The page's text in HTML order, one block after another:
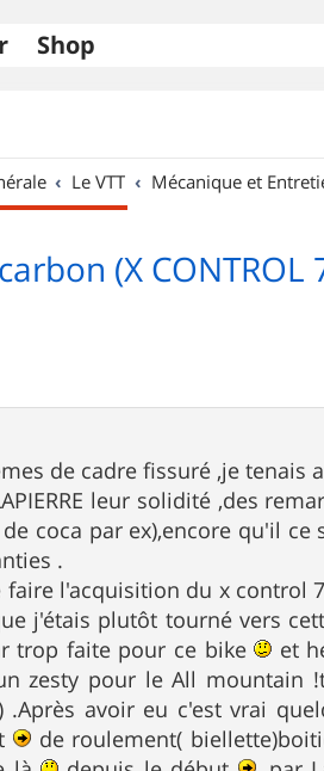
Shop
Le VTT Mécanique et
(X CONTROL
de cadre fissuré ,je tenais
leur solidité ,des
coca par ex),encore qu'il
.
l'acquisition du x control
j'étais plutôt tourné vers
trop faite pour ce bike
et
zesty pour le All mountain
avoir eu c'est vrai
de roulement(